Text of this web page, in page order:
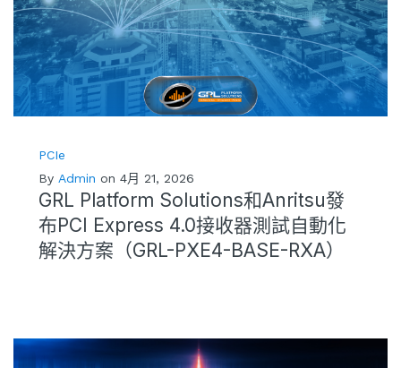
PCIe
By Admin on 4月 21, 2026
GRL Platform Solutions和Anritsu發
布PCI Express 4.0接收器測試自動化
解決方案（GRL-PXE4-BASE-RXA）